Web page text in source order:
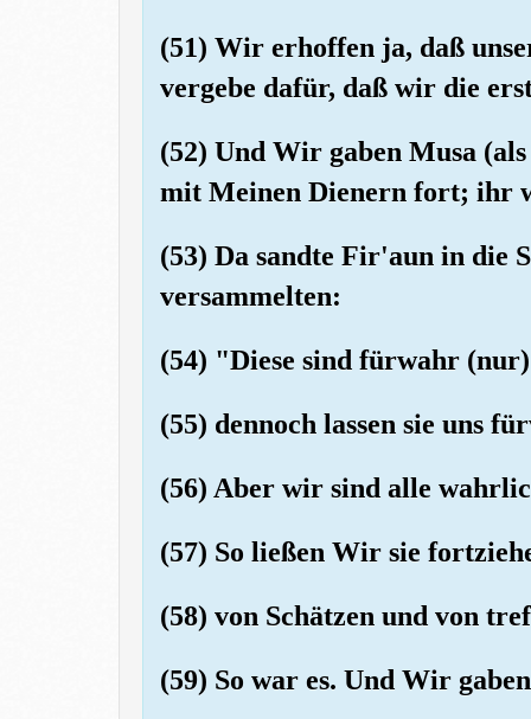
(51) Wir erhoffen ja, daß
vergebe dafür, daß wir die
(52) Und Wir gaben Musa
mit Meinen Dienern fort; ihr
(53) Da sandte Fir'aun in die
versammelten:
(54) "Diese sind fürwahr
(55) dennoch lassen sie uns
(56) Aber wir sind alle
(57) So ließen Wir sie
(58) von Schätzen und von
(59) So war es. Und Wir